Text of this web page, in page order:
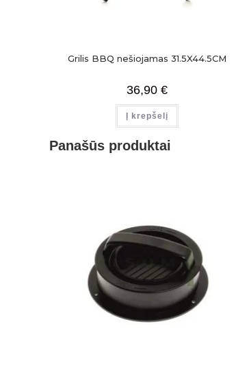
Grilis BBQ nešiojamas 31.5X44.5CM
36,90 €
Į krepšelį
Panašūs produktai